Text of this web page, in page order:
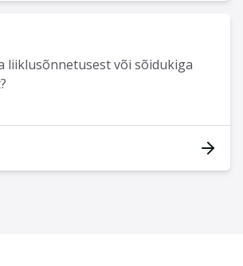
liiklusõnnetusest või sõidukiga